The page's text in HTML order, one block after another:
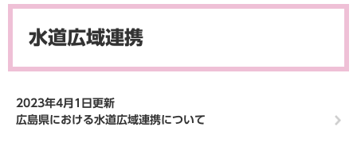
本
水道広域連携
2023年4月1日更新
広島県における水道広域連携について